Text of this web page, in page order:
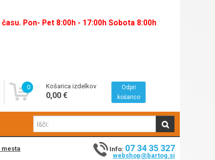
Pon- Pet 8:00h - 17:00h Sobota 8:00h
0 Košarica izdelkov
0,00 €
Odpri
košarico
mesta Info: 07 34 35 327
webshop@bartog.si